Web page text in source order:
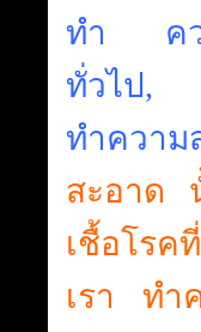
ทำ ควา
ทั่วไป,
ทำควา
สะอาด
เชื้อโรค
เรา ทำ